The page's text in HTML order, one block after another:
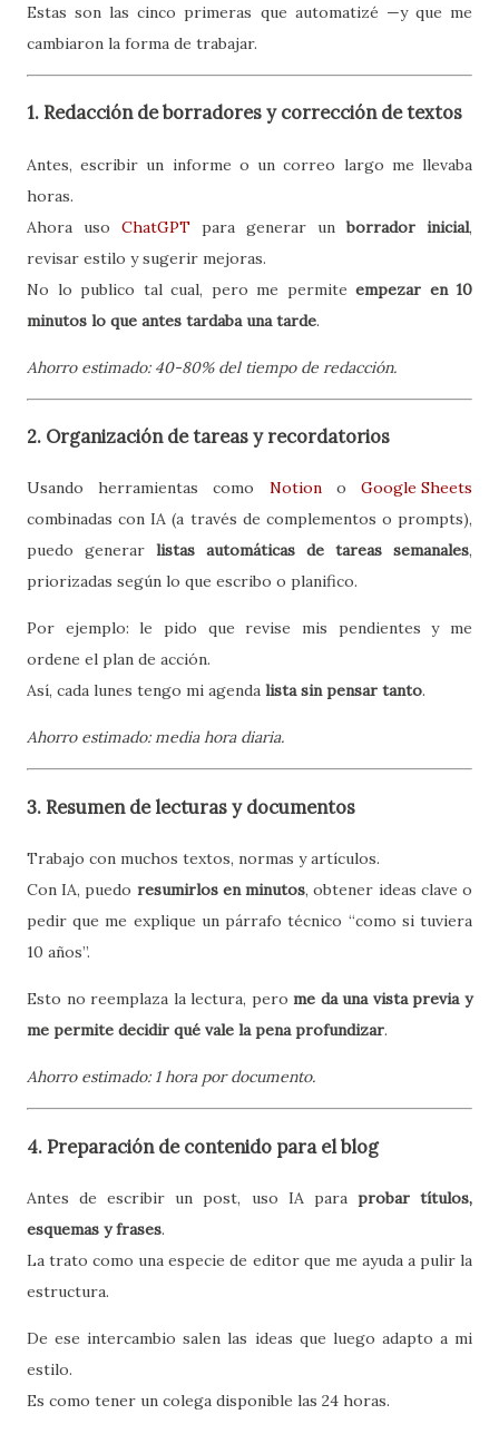
Estas son las cinco primeras que automatizé —y que me
cambiaron la forma de trabajar.
1. Redacción de borradores y corrección de textos
Antes, escribir un informe o un correo largo me llevaba
horas.
Ahora uso ChatGPT para generar unborrador inicial,
revisar estilo y sugerir mejoras.
No lo publico tal cual, pero me permite empezar en 10
minutos lo que antes tardaba una tarde.
Ahorro estimado: 40-80% del tiempo de redacción.
2. Organización de tareas y recordatorios
Usando herramientas como NotionoGoogle Sheets
combinadas con IA (a través de complementos o prompts),
puedo generar listas automáticas de tareas semanales,
priorizadas según lo que escribo o planifico.
Por ejemplo: le pido que revise mis pendientes y me
ordene el plan de acción.
Así, cada lunes tengo mi agenda lista sin pensar tanto.
Ahorro estimado: media hora diaria.
3. Resumen de lecturas y documentos
Trabajo con muchos textos, normas y artículos.
Con IA, puedo resumirlos en minutos, obtener ideas clave o
pedir que me explique un párrafo técnico “como si tuviera
10 años”.
Esto no reemplaza la lectura, perome da una vista previa y
me permite decidir qué vale la pena profundizar.
Ahorro estimado: 1 hora por documento.
4. Preparación de contenido para el blog
Antes de escribir un post, uso IA para probar títulos,
esquemas y frases.
La trato como una especie de editor que me ayuda a pulir la
estructura.
De ese intercambio salen las ideas que luego adapto a mi
estilo.
Es como tener un colega disponible las 24 horas.